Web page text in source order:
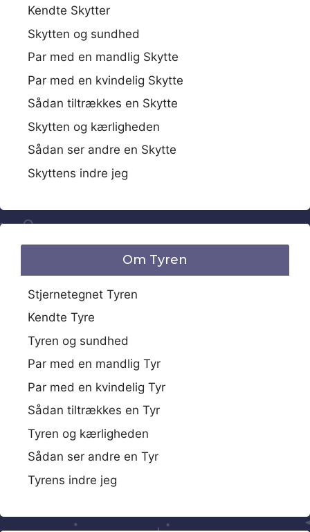
Kendte Skytter
Skytten og sundhed
Par med en mandlig Skytte
Par med en kvindelig Skytte
Sådan tiltrækkes en Skytte
Skytten og kærligheden
Sådan ser andre en Skytte
Skyttens indre jeg
Om Tyren
Stjernetegnet Tyren
Kendte Tyre
Tyren og sundhed
Par med en mandlig Tyr
Par med en kvindelig Tyr
Sådan tiltrækkes en Tyr
Tyren og kærligheden
Sådan ser andre en Tyr
Tyrens indre jeg